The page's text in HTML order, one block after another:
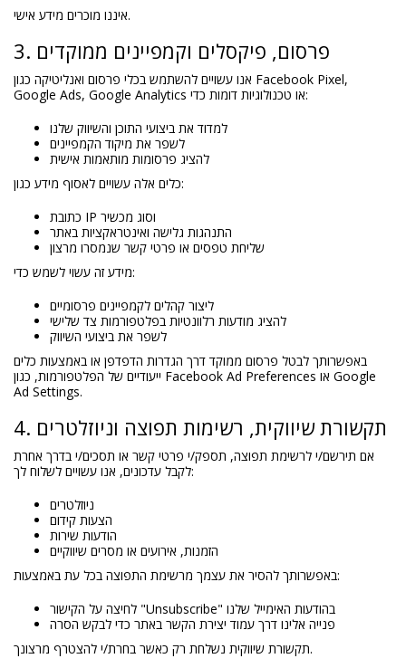
איננו מוכרים מידע אישי.
3. פרסום, פיקסלים וקמפיינים ממוקדים
אנו עשויים להשתמש בכלי פרסום ואנליטיקה כגון Facebook Pixel,
Google Ads, Google Analytics או טכנולוגיות דומות כדי:
למדוד את ביצועי התוכן והשיווק שלנו
לשפר את מיקוד הקמפיינים
להציג פרסומות מותאמות אישית
כלים אלה עשויים לאסוף מידע כגון:
כתובת IP וסוג מכשיר
התנהגות גלישה ואינטראקציות באתר
שליחת טפסים או פרטי קשר שנמסרו מרצון
מידע זה עשוי לשמש כדי:
ליצור קהלים לקמפיינים פרסומיים
להציג מודעות רלוונטיות בפלטפורמות צד שלישי
לשפר את ביצועי השיווק
באפשרותך לבטל פרסום ממוקד דרך הגדרות הדפדפן או באמצעות כלים
ייעודיים של הפלטפורמות, כגון Facebook Ad Preferences או Google
Ad Settings.
4. תקשורת שיווקית, רשימות תפוצה וניוזלטרים
אם תירשם/י לרשימת תפוצה, תספק/י פרטי קשר או תסכים/י בדרך אחרת
לקבל עדכונים, אנו עשויים לשלוח לך:
ניוזלטרים
הצעות קידום
הודעות שירות
הזמנות, אירועים או מסרים שיווקיים
באפשרותך להסיר את עצמך מרשימת התפוצה בכל עת באמצעות:
לחיצה על הקישור "Unsubscribe" בהודעות האימייל שלנו
פנייה אלינו דרך עמוד יצירת הקשר באתר כדי לבקש הסרה
תקשורת שיווקית נשלחת רק כאשר בחרת/י להצטרף מרצונך.